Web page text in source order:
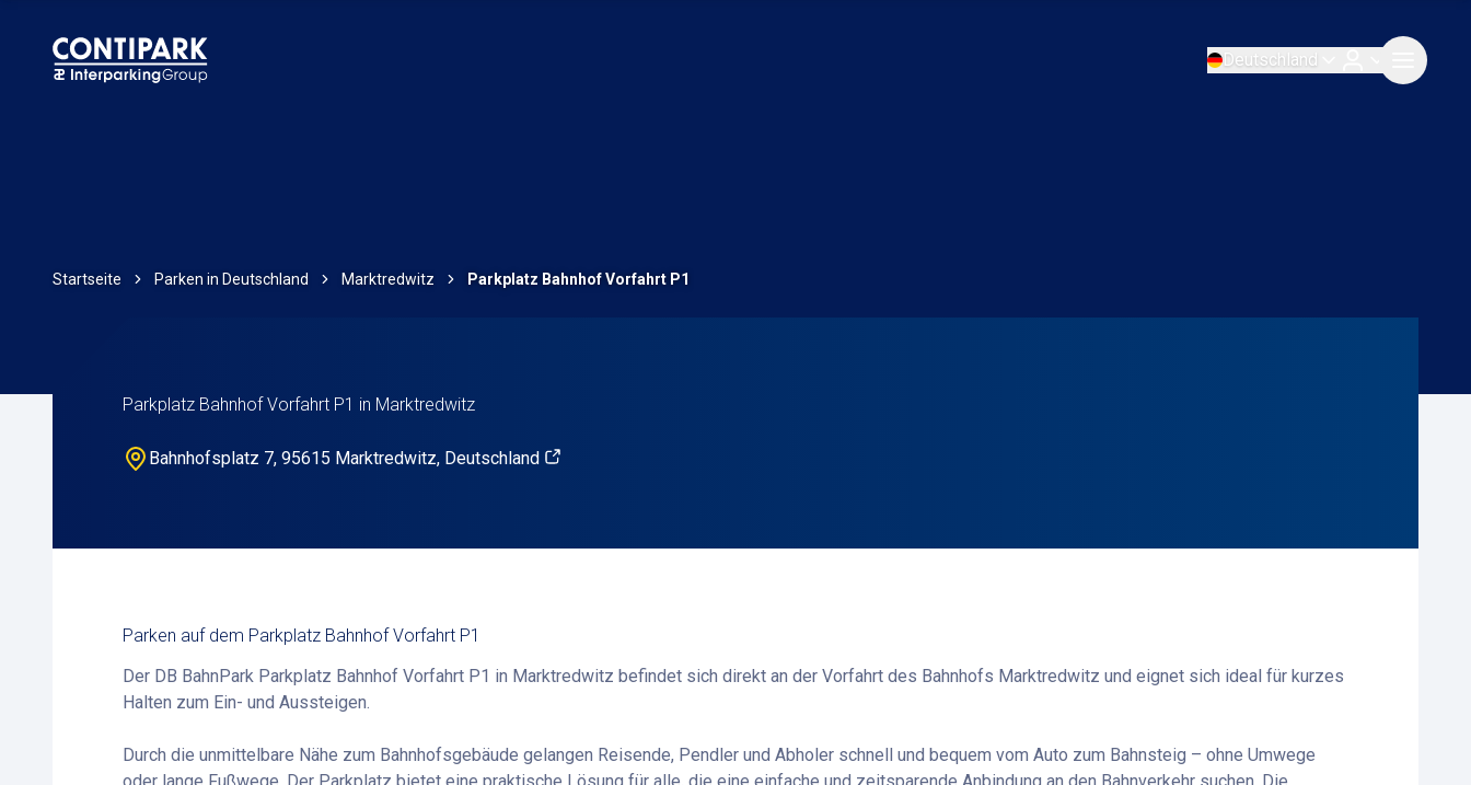
Deutschland
Startseite Parken in Deutschland Marktredwitz Parkplatz Bahnhof Vorfahrt P1
Parkplatz Bahnhof Vorfahrt P1 in Marktredwitz
Bahnhofsplatz 7, 95615 Marktredwitz, Deutschland
Parken auf dem Parkplatz Bahnhof Vorfahrt P1
Der DB BahnPark Parkplatz Bahnhof Vorfahrt P1 in Marktredwitz befindet sich direkt an der Vorfahrt des Bahnhofs Marktredwitz und eignet sich ideal für kurzes
Halten zum Ein- und Aussteigen.
Durch die unmittelbare Nähe zum Bahnhofsgebäude gelangen Reisende, Pendler und Abholer schnell und bequem vom Auto zum Bahnsteig – ohne Umwege